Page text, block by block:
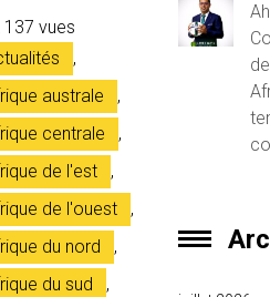
vues
,
australe
,
centrale
,
de l'est
,
de l'ouest
,
du nord
,
du sud
,